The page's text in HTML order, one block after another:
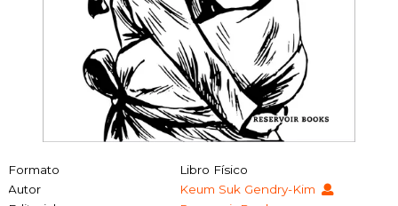
Formato
Libro Físico
Autor
Keum Suk Gendry-Kim